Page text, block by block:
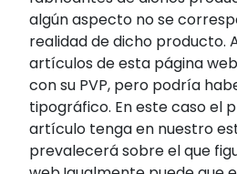
algún aspecto no se
realidad de dicho producto.
artículos de esta página
con su PVP, pero podría
tipográfico. En este caso el
artículo tenga en nuestro
prevalecerá sobre el que